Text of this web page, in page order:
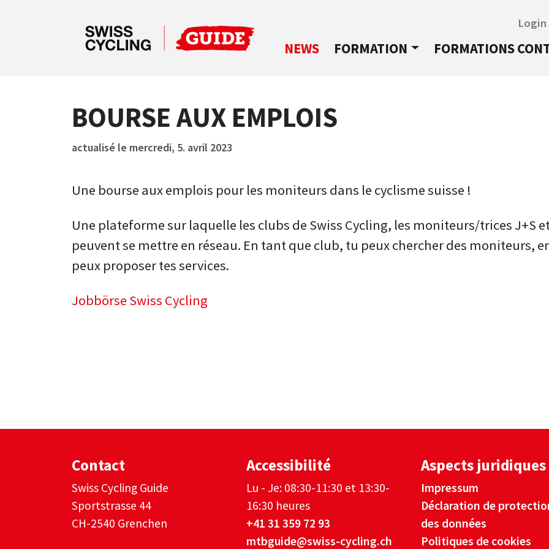
NEWS FORMATION FORMATIONS
Login
BOURSE AUX EMPLOIS
actualisé le mercredi, 5. avril 2023
Une bourse aux emplois pour les moniteurs dans le cyclisme suisse !
Une plateforme sur laquelle les clubs de Swiss Cycling, les moniteurs/trices J+S
peuvent se mettre en réseau. En tant que club, tu peux chercher des moniteurs,
peux proposer tes services.
Jobbörse Swiss Cycling
Contact
Swiss Cycling Guide
Sportstrasse 44
CH-2540 Grenchen
Accessibilité
Lu - Je: 08:30-11:30 et 13:30-
16:30 heures
+41 31 359 72 93
mtbguide@swiss-cycling.ch
Aspects juridiques
Impressum
Déclaration de
des données
Politiques de cookies